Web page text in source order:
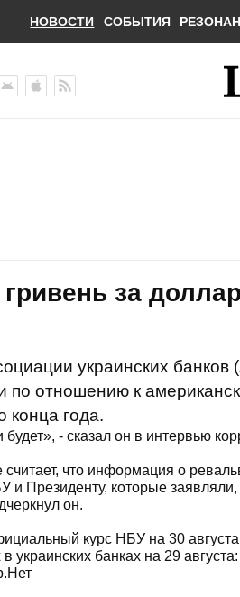
НОВОСТИ СОБЫТИЯ
за
украинских
по отношению к
конца года.
- сказал он в интервью
считает, что информация о
и Президенту, которые заявляли,
он.
курс НБУ на 30
украинских банках на 29